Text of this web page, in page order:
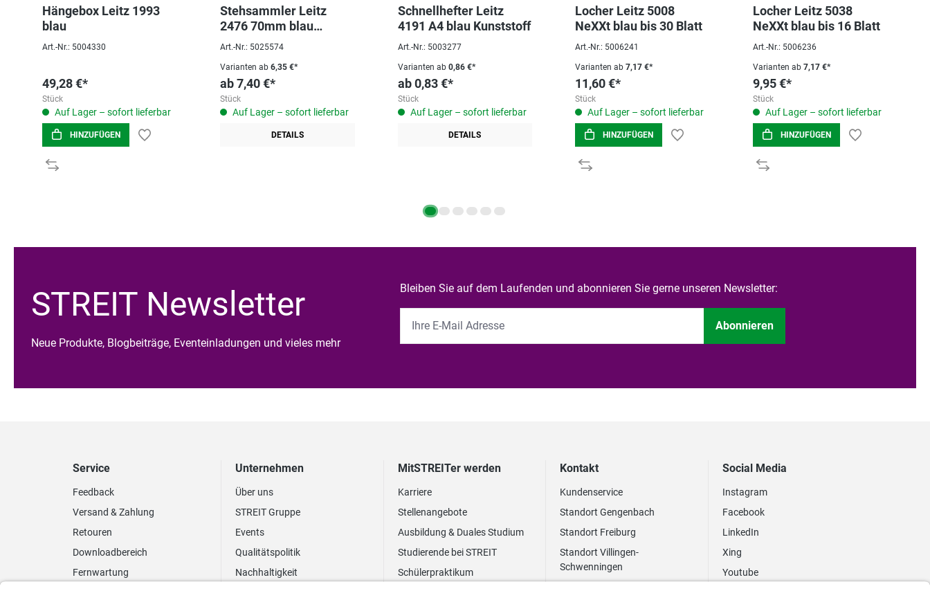
Hängebox Leitz 1993
blau
Art.-Nr.: 5004330
49,28 €*
Stück
Auf Lager – sofort lieferbar
HINZUFÜGEN
Stehsammler Leitz
2476 70mm blau
Kunststoff
Art.-Nr.: 5025574
Varianten ab6,35 €*
ab 7,40 €*
Stück
Auf Lager – sofort lieferbar
DETAILS
Schnellhefter Leitz
4191 A4 blau Kunststoff
Art.-Nr.: 5003277
Varianten ab0,86 €*
ab 0,83 €*
Stück
Auf Lager – sofort lieferbar
DETAILS
Locher Leitz 5008
NeXXt blau bis 30 Blatt
Art.-Nr.: 5006241
Varianten ab 7,17 €*
11,60 €*
Stück
Auf Lager – sofort lieferbar
HINZUFÜGEN
Locher Leitz 5038
NeXXt blau bis 16 Blatt
Art.-Nr.: 5006236
Varianten ab 7,17 €*
9,95 €*
Stück
Auf Lager – sofort lieferbar
HINZUFÜGEN
STREIT Newsletter
Neue Produkte, Blogbeiträge, Eventeinladungen und vieles mehr
Bleiben Sie auf dem Laufenden und abonnieren Sie gerne unseren Newsletter:
Abonnieren
Service
Feedback
Versand & Zahlung
Retouren
Downloadbereich
Fernwartung
Unternehmen
Über uns
STREIT Gruppe
Events
Qualitätspolitik
Nachhaltigkeit
MitSTREITer werden
Karriere
Stellenangebote
Ausbildung & Duales Studium
Studierende bei STREIT
Schülerpraktikum
Kontakt
Kundenservice
Standort Gengenbach
Standort Freiburg
Standort Villingen-
Schwenningen
Social Media
Instagram
Facebook
LinkedIn
Xing
Youtube